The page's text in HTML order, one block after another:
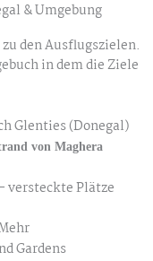
& Umgebung
den Ausflugszielen.
in dem die Ziele
Glenties (Donegal)
von Maghera
versteckte Plätze
Gardens